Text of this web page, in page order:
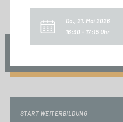
Management
Fr., 25. September 2026
START WEITERBILDUNG
Do., 21. Mai 2026
16:30 - 17:15 Uhr